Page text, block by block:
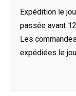
Expédition le
passée avant
Les
expédiées le